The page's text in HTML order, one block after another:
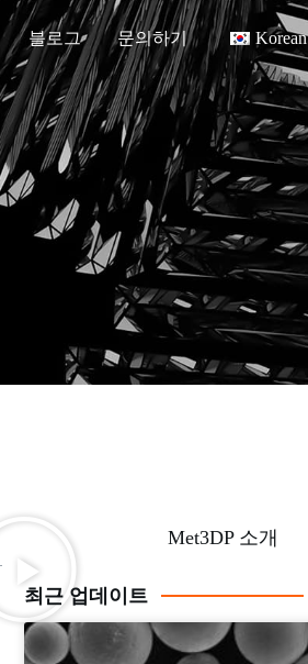
블로그 문의하기 Korean
Met3DP 소개
최근 업데이트